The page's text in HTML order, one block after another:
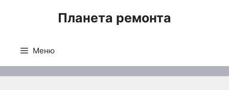
Планета ремонта
Меню